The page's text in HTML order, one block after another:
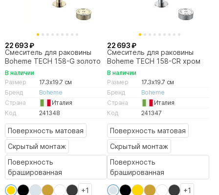
22 693 ₽
Смеситель для раковины
Boheme TECH 158-G золото
В наличии
Размер
17.3x19.7 см
Бренд
Boheme
Страна
Италия
Код
241348
Поверхность матовая
Скрытый монтаж
Поверхность
брашированная
+1
22 693 ₽
Смеситель для раковины
Boheme TECH 158-CR хром
В наличии
Размер
17.3x19.7 см
Бренд
Boheme
Страна
Италия
Код
241347
Поверхность матовая
Скрытый монтаж
Поверхность
брашированная
+1